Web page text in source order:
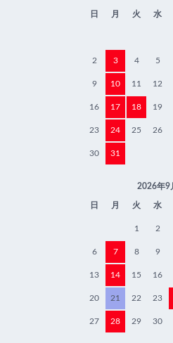
日 月 火 水
2 3 4 5
9 10 11 12
16 17 18 19
23 24 25 26
30 31
2026年9
日 月 火 水
1 2
6 7 8 9
13 14 15 16
20 21 22 23
27 28 29 30